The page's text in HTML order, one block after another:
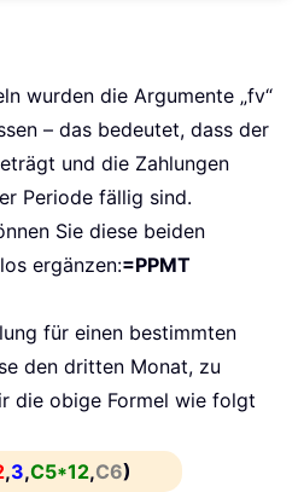
wurden die Argumente „fv“
– das bedeutet, dass der
und die Zahlungen
Periode fällig sind.
Sie diese beiden
ergänzen:=PPMT
für einen bestimmten
den dritten Monat, zu
die obige Formel wie folgt
,3,C5*12,C6)